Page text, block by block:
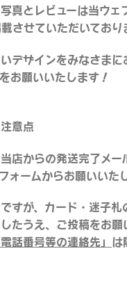
真とレビューは当ウェ
させていただいており
デザインをみなさまに
お願いいたします！
意点
店からの発送完了メ
ォームからお願いいたし
すが、カード・迷子札
したうえ、ご投稿をお願
話番号等の連絡先」 は